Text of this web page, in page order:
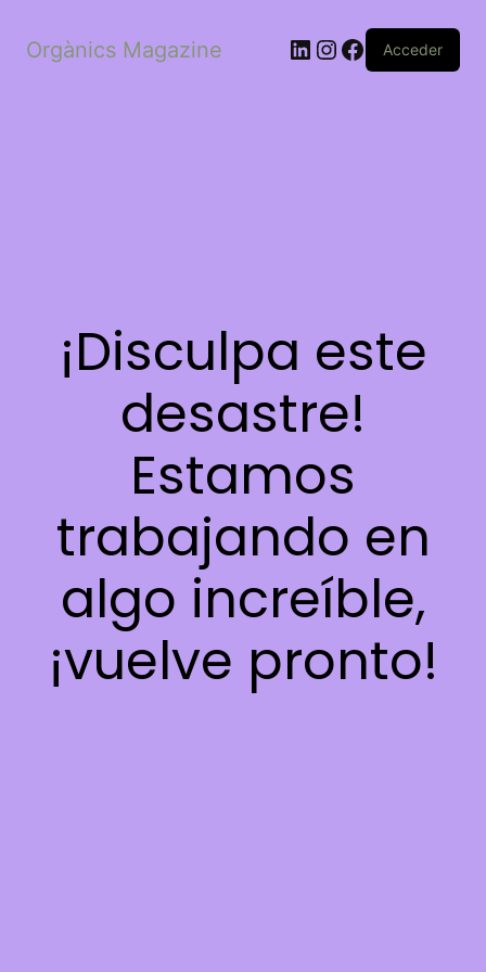
Orgànics Magazine LinkedIn
Instagram
Facebook
Acceder
¡Disculpa este
desastre!
Estamos
trabajando en
algo increíble,
¡vuelve pronto!